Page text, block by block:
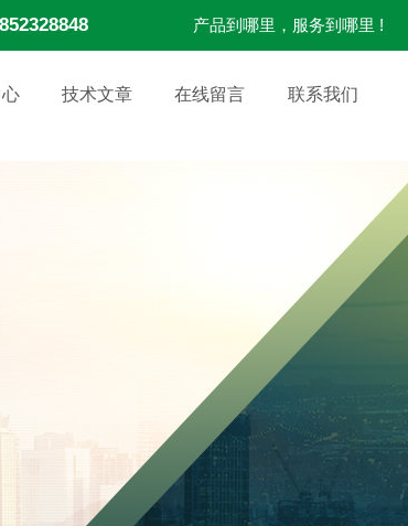
产品到哪里，服务到哪里 !
技术文章 在线留言 联系我们